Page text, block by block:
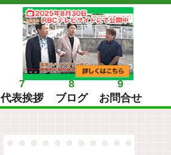
7
代表挨拶
8
ブログ
9
お問合せ